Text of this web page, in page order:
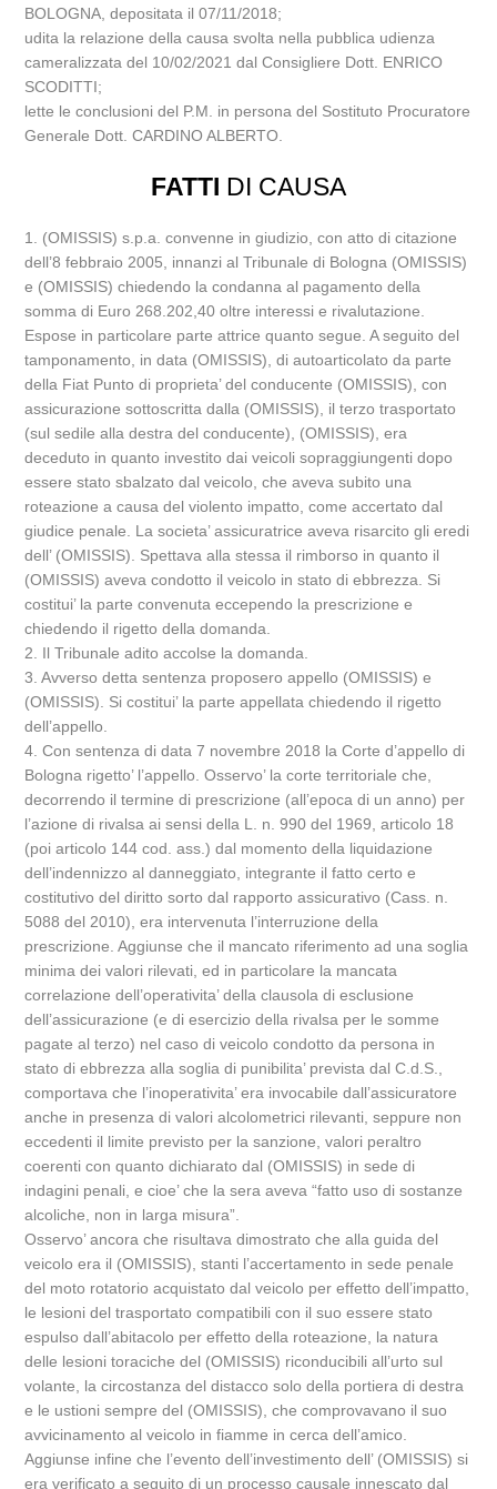
BOLOGNA, depositata il 07/11/2018;
udita la relazione della causa svolta nella pubblica udienza
cameralizzata del 10/02/2021 dal Consigliere Dott. ENRICO
SCODITTI;
lette le conclusioni del P.M. in persona del Sostituto Procuratore
Generale Dott. CARDINO ALBERTO.
FATTI DI CAUSA
1. (OMISSIS) s.p.a. convenne in giudizio, con atto di citazione
dell’8 febbraio 2005, innanzi al Tribunale di Bologna (OMISSIS)
e (OMISSIS) chiedendo la condanna al pagamento della
somma di Euro 268.202,40 oltre interessi e rivalutazione.
Espose in particolare parte attrice quanto segue. A seguito del
tamponamento, in data (OMISSIS), di autoarticolato da parte
della Fiat Punto di proprieta’ del conducente (OMISSIS), con
assicurazione sottoscritta dalla (OMISSIS), il terzo trasportato
(sul sedile alla destra del conducente), (OMISSIS), era
deceduto in quanto investito dai veicoli sopraggiungenti dopo
essere stato sbalzato dal veicolo, che aveva subito una
roteazione a causa del violento impatto, come accertato dal
giudice penale. La societa’ assicuratrice aveva risarcito gli eredi
dell’ (OMISSIS). Spettava alla stessa il rimborso in quanto il
(OMISSIS) aveva condotto il veicolo in stato di ebbrezza. Si
costitui’ la parte convenuta eccependo la prescrizione e
chiedendo il rigetto della domanda.
2. Il Tribunale adito accolse la domanda.
3. Avverso detta sentenza proposero appello (OMISSIS) e
(OMISSIS). Si costitui’ la parte appellata chiedendo il rigetto
dell’appello.
4. Con sentenza di data 7 novembre 2018 la Corte d’appello di
Bologna rigetto’ l’appello. Osservo’ la corte territoriale che,
decorrendo il termine di prescrizione (all’epoca di un anno) per
l’azione di rivalsa ai sensi della L. n. 990 del 1969, articolo 18
(poi articolo 144 cod. ass.) dal momento della liquidazione
dell’indennizzo al danneggiato, integrante il fatto certo e
costitutivo del diritto sorto dal rapporto assicurativo (Cass. n.
5088 del 2010), era intervenuta l’interruzione della
prescrizione. Aggiunse che il mancato riferimento ad una soglia
minima dei valori rilevati, ed in particolare la mancata
correlazione dell’operativita’ della clausola di esclusione
dell’assicurazione (e di esercizio della rivalsa per le somme
pagate al terzo) nel caso di veicolo condotto da persona in
stato di ebbrezza alla soglia di punibilita’ prevista dal C.d.S.,
comportava che l’inoperativita’ era invocabile dall’assicuratore
anche in presenza di valori alcolometrici rilevanti, seppure non
eccedenti il limite previsto per la sanzione, valori peraltro
coerenti con quanto dichiarato dal (OMISSIS) in sede di
indagini penali, e cioe’ che la sera aveva “fatto uso di sostanze
alcoliche, non in larga misura”.
Osservo’ ancora che risultava dimostrato che alla guida del
veicolo era il (OMISSIS), stanti l’accertamento in sede penale
del moto rotatorio acquistato dal veicolo per effetto dell’impatto,
le lesioni del trasportato compatibili con il suo essere stato
espulso dall’abitacolo per effetto della roteazione, la natura
delle lesioni toraciche del (OMISSIS) riconducibili all’urto sul
volante, la circostanza del distacco solo della portiera di destra
e le ustioni sempre del (OMISSIS), che comprovavano il suo
avvicinamento al veicolo in fiamme in cerca dell’amico.
Aggiunse infine che l’evento dell’investimento dell’ (OMISSIS) si
era verificato a seguito di un processo causale innescato dal